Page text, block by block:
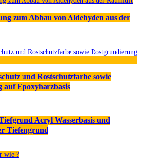
zum Abbau von Aldehyden aus der
und Rostschutzfarbe sowie
auf Epoxyharzbasis
Acryl Wasserbasis und
Tiefengrund